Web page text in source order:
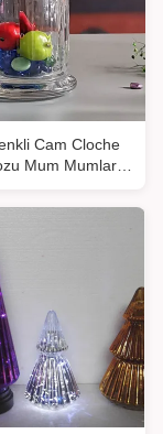
Cam Cloche
Mum Mumları
Kapaklı